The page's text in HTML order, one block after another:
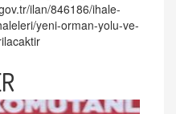
ilan/846186/ihale-
yeni-orman-yolu-ve-